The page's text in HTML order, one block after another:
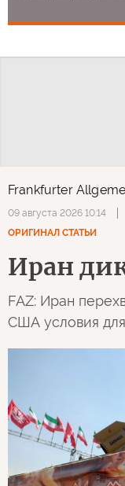
Frankfurter
09 августа 2026 10:14
ОРИГИНАЛ СТАТЬИ
Иран
FAZ: Иран
США условия